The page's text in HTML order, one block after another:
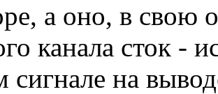
а оно, в свою
канала сток -
сигнале на